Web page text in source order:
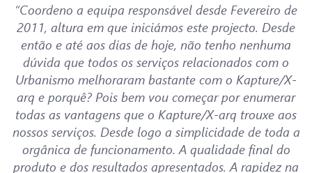
“Coordeno a equipa responsável desde Fevereiro de
2011, altura em que iniciámos este projecto. Desde
então e até aos dias de hoje, não tenho nenhuma
dúvida que todos os serviços relacionados com o
Urbanismo melhoraram bastante com o Kapture/X-
arq e porquê? Pois bem vou começar por enumerar
todas as vantagens que o Kapture/X-arq trouxe aos
nossos serviços. Desde logo a simplicidade de toda a
orgânica de funcionamento. A qualidade final do
produto e dos resultados apresentados. A rapidez na